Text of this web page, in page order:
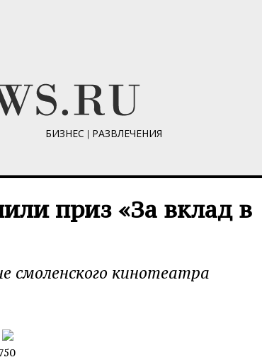
БИЗНЕС | РАЗВЛЕЧЕНИЯ
приз «За вклад в
смоленского кинотеатра